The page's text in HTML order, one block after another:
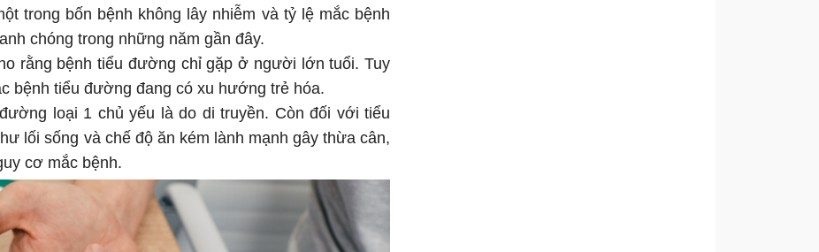
trong bốn bệnh không lây nhiễm và tỷ lệ mắc bệnh
chóng trong những năm gần đây.
rằng bệnh tiểu đường chỉ gặp ở người lớn tuổi. Tuy
bệnh tiểu đường đang có xu hướng trẻ hóa.
loại 1 chủ yếu là do di truyền. Còn đối với tiểu
lối sống và chế độ ăn kém lành mạnh gây thừa cân,
cơ mắc bệnh.